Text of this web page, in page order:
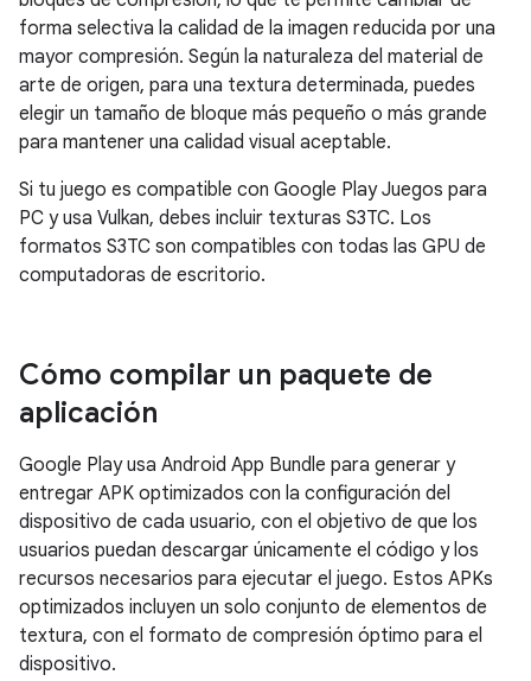
forma selectiva la calidad de la imagen reducida por una
mayor compresión. Según la naturaleza del material de
arte de origen, para una textura determinada, puedes
elegir un tamaño de bloque más pequeño o más grande
para mantener una calidad visual aceptable.
Si tu juego es compatible con Google Play Juegos para
PC y usa Vulkan, debes incluir texturas S3TC. Los
formatos S3TC son compatibles con todas las GPU de
computadoras de escritorio.
Cómo compilar un paquete de
aplicación
Google Play usa Android App Bundle para generar y
entregar APK optimizados con la configuración del
dispositivo de cada usuario, con el objetivo de que los
usuarios puedan descargar únicamente el código y los
recursos necesarios para ejecutar el juego. Estos APKs
optimizados incluyen un solo conjunto de elementos de
textura, con el formato de compresión óptimo para el
dispositivo.